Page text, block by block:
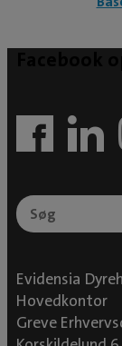
Evidensia
Hovedkontor
Greve